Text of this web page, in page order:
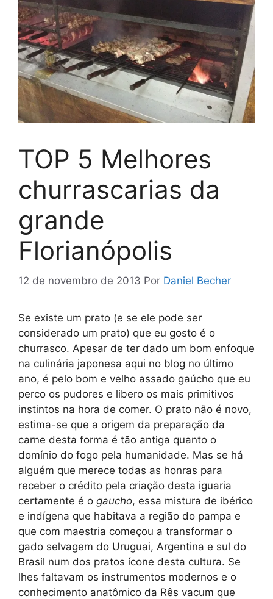
TOP 5 Melhores
churrascarias da
grande
Florianópolis
12 de novembro de 2013 Por Daniel Becher
Se existe um prato (e se ele pode ser
considerado um prato) que eu gosto é o
churrasco. Apesar de ter dado um bom enfoque
na culinária japonesa aqui no blog no último
ano, é pelo bom e velho assado gaúcho que eu
perco os pudores e libero os mais primitivos
instintos na hora de comer. O prato não é novo,
estima-se que a origem da preparação da
carne desta forma é tão antiga quanto o
domínio do fogo pela humanidade. Mas se há
alguém que merece todas as honras para
receber o crédito pela criação desta iguaria
certamente é o gaucho, essa mistura de ibérico
e indígena que habitava a região do pampa e
que com maestria começou a transformar o
gado selvagem do Uruguai, Argentina e sul do
Brasil num dos pratos ícone desta cultura. Se
lhes faltavam os instrumentos modernos e o
conhecimento anatômico da Rês vacum que